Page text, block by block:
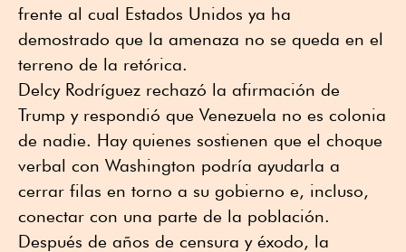
frente al cual Estados Unidos ya ha
demostrado que la amenaza no se queda en el
terreno de la retórica.
Delcy Rodríguez rechazó la afirmación de
Trump y respondió que Venezuela no es colonia
de nadie. Hay quienes sostienen que el choque
verbal con Washington podría ayudarla a
cerrar filas en torno a su gobierno e, incluso,
conectar con una parte de la población.
Después de años de censura y éxodo, la